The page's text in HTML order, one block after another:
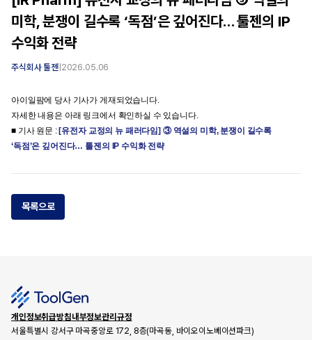
미학, 분쟁이 길수록 ‘독점’은 깊어진다… 툴젠의 IP
수익화 전략
주식회사 툴젠| 2026.05.06
아이일팜에 당사 기사가 게재되었습니다.
자세한 내용은 아래 링크에서 확인하실 수 있습니다.
■ 기사 원문 : [유전자 교정의 뉴 패러다임] ③ 역설의 미학, 분쟁이 길수록
‘독점’은 깊어진다… 툴젠의 IP 수익화 전략
목록으로
개인정보취급방침내부정보관리규정
서울특별시 강서구 마곡중앙로 172, 8층(마곡동, 바이오이노베이션파크)